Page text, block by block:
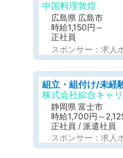
中国料理敦煌
広島県 広島市
時給1,150円～
正社員
スポンサー：求人
株式会社綜合キャ
静岡県 富士市
時給1,700円～
正社員 / 派遣社員
スポンサー：求人